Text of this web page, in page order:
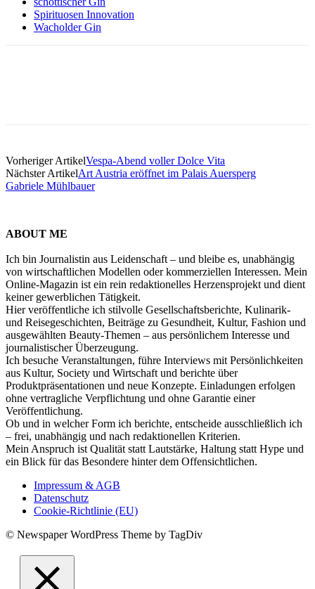
Spirituosen Innovation
Wacholder Gin
Vorheriger ArtikelVespa-Abend voller Dolce Vita
Nächster ArtikelArt Austria eröffnet im Palais Auersperg
Gabriele Mühlbauer
ABOUT ME
Ich bin Journalistin aus Leidenschaft – und bleibe es, unabhängig
von wirtschaftlichen Modellen oder kommerziellen Interessen. Mein
Online-Magazin ist ein rein redaktionelles Herzensprojekt und dient
keiner gewerblichen Tätigkeit.
Hier veröffentliche ich stilvolle Gesellschaftsberichte, Kulinarik-
und Reisegeschichten, Beiträge zu Gesundheit, Kultur, Fashion und
ausgewählten Beauty-Themen – aus persönlichem Interesse und
journalistischer Überzeugung.
Ich besuche Veranstaltungen, führe Interviews mit Persönlichkeiten
aus Kultur, Society und Wirtschaft und berichte über
Produktpräsentationen und neue Konzepte. Einladungen erfolgen
ohne vertragliche Verpflichtung und ohne Garantie einer
Veröffentlichung.
Ob und in welcher Form ich berichte, entscheide ausschließlich ich
– frei, unabhängig und nach redaktionellen Kriterien.
Mein Anspruch ist Qualität statt Lautstärke, Haltung statt Hype und
ein Blick für das Besondere hinter dem Offensichtlichen.
Impressum & AGB
Datenschutz
Cookie-Richtlinie (EU)
© Newspaper WordPress Theme by TagDiv